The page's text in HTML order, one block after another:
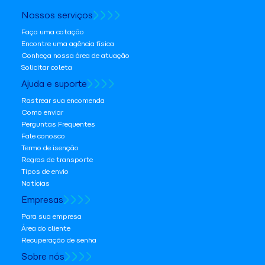
Nossos serviços
Faça uma cotação
Encontre uma agência física
Conheça nossa área de atuação
Solicitar coleta
Ajuda e suporte
Rastrear sua encomenda
Como enviar
Perguntas Frequentes
Fale conosco
Termo de isenção
Regras de transporte
Tipos de envio
Notícias
Empresas
Para sua empresa
Área do cliente
Recuperação de senha
Sobre nós